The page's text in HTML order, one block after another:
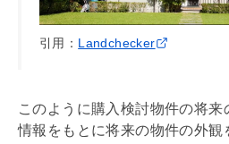
引用： Landchecker
このように購入検討物件の将来
情報をもとに将来の物件の外観